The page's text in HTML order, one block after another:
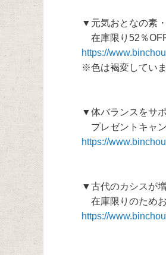
▼元気おとなの素
在庫限り52％
https://
※色は褐変してい
▼体バランスをサ
プレゼントキャン
https://
▼古代のカシスが増
在庫限りのため
https://